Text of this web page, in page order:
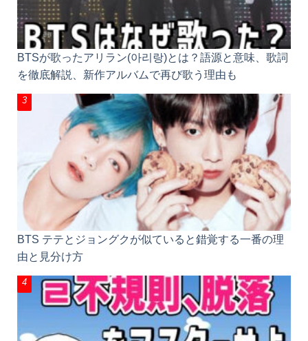
BTSが歌ったアリラン(아리랑)とは？語源と意味、歌
詞を徹底解説、新作アルバムで再び歌う理由も
BTS テテとジョングクが似ていると錯覚する一番の
理由と見分け方